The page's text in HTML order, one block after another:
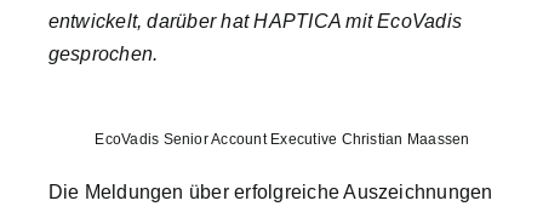
Nachhaltigkeit
Magazin
entwickelt, darüber hat HAPTICA mit EcoVadis
gesprochen.
EcoVadis Senior Account Executive Christian Maassen
Die Meldungen über erfolgreiche Auszeichnungen